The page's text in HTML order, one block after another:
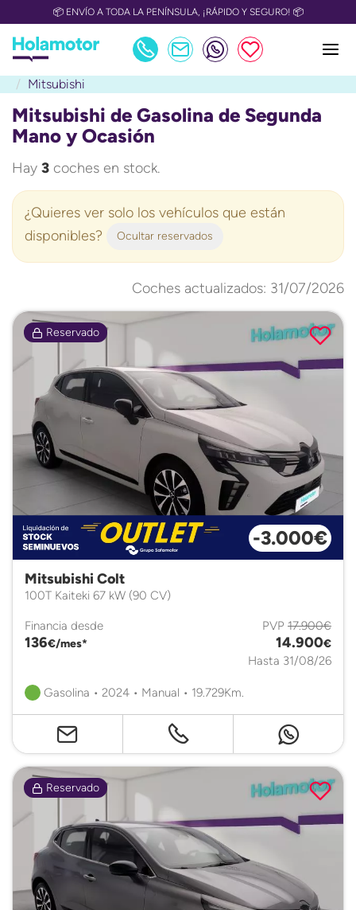
📦 ENVÍO A TODA LA PENÍNSULA, ¡RÁPIDO Y SEGURO! 📦
Mitsubishi
Mitsubishi de Gasolina de Segunda
Mano y Ocasión
Hay 3 coches en stock.
¿Quieres ver solo los vehículos que están
disponibles?
Ocultar reservados
Coches actualizados: 31/07/2026
Reservado
-3.000€
Mitsubishi Colt
100T Kaiteki 67 kW (90 CV)
Financia desde
136€/mes*
PVP 17.900€
14.900€
Hasta 31/08/26
Gasolina • 2024 • Manual • 19.729Km.
Reservado